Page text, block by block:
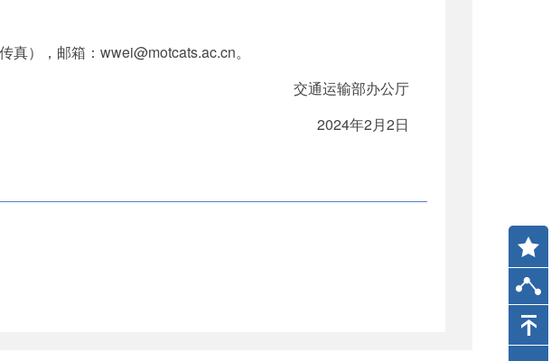
），邮箱：wwei@motcats.ac.cn。
交通运输部办公厅
2024年2月2日